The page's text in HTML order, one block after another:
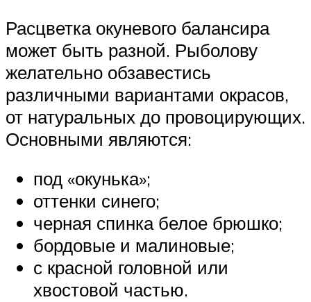
Расцветка окуневого балансира
может быть разной. Рыболову
желательно обзавестись
различными вариантами окрасов,
от натуральных до провоцирующих.
Основными являются:
под «окунька»;
оттенки синего;
черная спинка белое брюшко;
бордовые и малиновые;
с красной головной или
хвостовой частью.